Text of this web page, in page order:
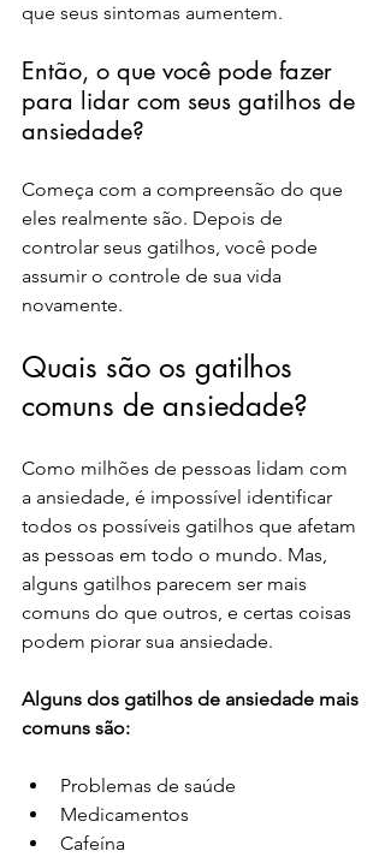
que seus sintomas aumentem.
Então, o que você pode fazer
para lidar com seus gatilhos de
ansiedade?
Começa com a compreensão do que
eles realmente são. Depois de
controlar seus gatilhos, você pode
assumir o controle de sua vida
novamente.
Quais são os gatilhos
comuns de ansiedade?
Como milhões de pessoas lidam com
a ansiedade, é impossível identificar
todos os possíveis gatilhos que afetam
as pessoas em todo o mundo. Mas,
alguns gatilhos parecem ser mais
comuns do que outros, e certas coisas
podem piorar sua ansiedade.
Alguns dos gatilhos de ansiedade mais
comuns são:
Problemas de saúde
Medicamentos
Cafeína